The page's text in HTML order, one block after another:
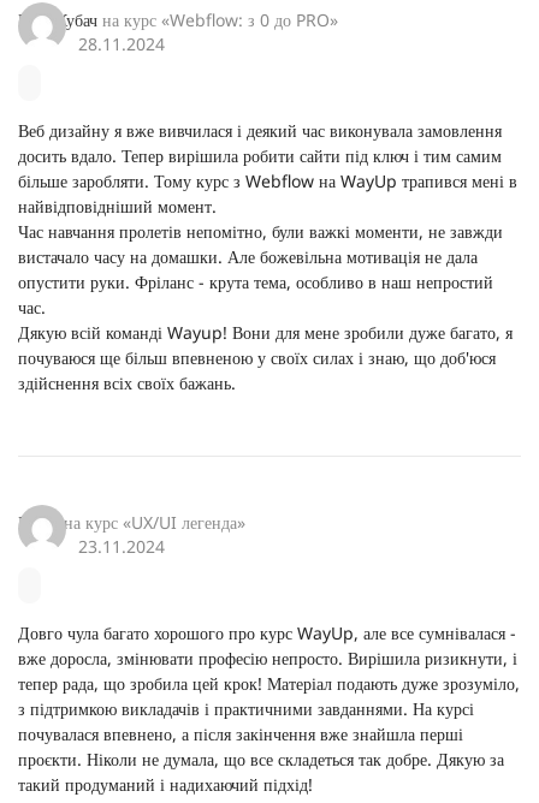
Рита Кубач на курс «Webflow: з 0 до PRO»
28.11.2024
Веб дизайну я вже вивчилася і деякий час виконувала замовлення
досить вдало. Тепер вирішила робити сайти під ключ і тим самим
більше заробляти. Тому курс з Webflow на WayUp трапився мені в
найвідповідніший момент.
Час навчання пролетів непомітно, були важкі моменти, не завжди
вистачало часу на домашки. Але божевільна мотивація не дала
опустити руки. Фріланс - крута тема, особливо в наш непростий
час.
Дякую всій команді Wayup! Вони для мене зробили дуже багато, я
почуваюся ще більш впевненою у своїх силах і знаю, що доб'юся
здійснення всіх своїх бажань.
Іринана курс «UX/UI легенда»
23.11.2024
Довго чула багато хорошого про курс WayUp, але все сумнівалася -
вже доросла, змінювати професію непросто. Вирішила ризикнути, і
тепер рада, що зробила цей крок! Матеріал подають дуже зрозуміло,
з підтримкою викладачів і практичними завданнями. На курсі
почувалася впевнено, а після закінчення вже знайшла перші
проєкти. Ніколи не думала, що все складеться так добре. Дякую за
такий продуманий і надихаючий підхід!